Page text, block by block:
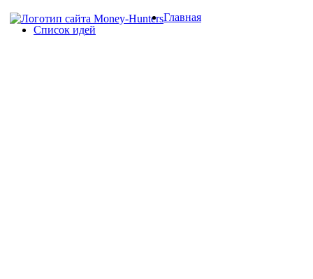
Главная
Список идей